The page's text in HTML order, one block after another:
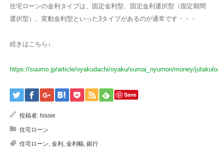
住宅ローンの金利タイプは、固定金利型、固定金利選択型（固定期間
選択型）、変動金利型といった3タイプがあるのが通常です・・・
続きはこちら↓
https://suumo.jp/article/oyakudachi/oyaku/sumai_nyumon/money/
Save
投稿者: hissie
住宅ローン
住宅ローン, 金利 , 金利幅, 銀行